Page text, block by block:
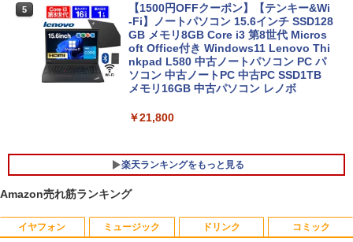
5
【1500円OFFクーポン】【テンキー&Wi
-Fi】ノートパソコン 15.6インチ SSD128
GB メモリ8GB Core i3 第8世代 Micros
oft Office付き Windows11 Lenovo Thi
nkpad L580 中古ノートパソコン PC パ
ソコン 中古ノートPC 中古PC SSD1TB
メモリ16GB 中古パソコン レノボ
￥21,800
楽天ランキングをもっと見る
1
中古パソコン | NEC | Mate MKM28L-3 |
1
NEC AS223WM 液晶モニター 21.5イン
1
宇宙兄弟（46） 【電子書籍】[ 小山宙哉
Amazon売れ筋ランキング
イヤフォン ミュージック ドリンク コミック